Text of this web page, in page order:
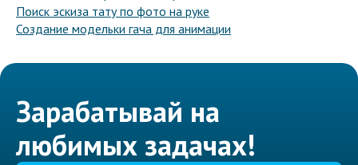
Поиск эскиза тату по фото на руке
Создание модельки гача для анимации
Зарабатывай на
любимых задачах!